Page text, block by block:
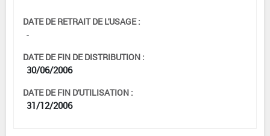
DATE DE RETRAIT DE L'USAGE :
-
DATE DE FIN DE DISTRIBUTION :
30/06/2006
DATE DE FIN D'UTILISATION :
31/12/2006